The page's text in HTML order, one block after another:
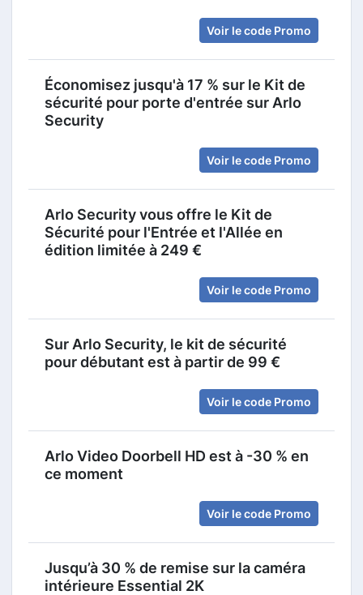
Voir le code Promo
Économisez jusqu'à 17 % sur le Kit de
sécurité pour porte d'entrée sur Arlo
Security
Voir le code Promo
Arlo Security vous offre le Kit de
Sécurité pour l'Entrée et l'Allée en
édition limitée à 249 €
Voir le code Promo
Sur Arlo Security, le kit de sécurité
pour débutant est à partir de 99 €
Voir le code Promo
Arlo Video Doorbell HD est à -30 % en
ce moment
Voir le code Promo
Jusqu’à 30 % de remise sur la caméra
intérieure Essential 2K